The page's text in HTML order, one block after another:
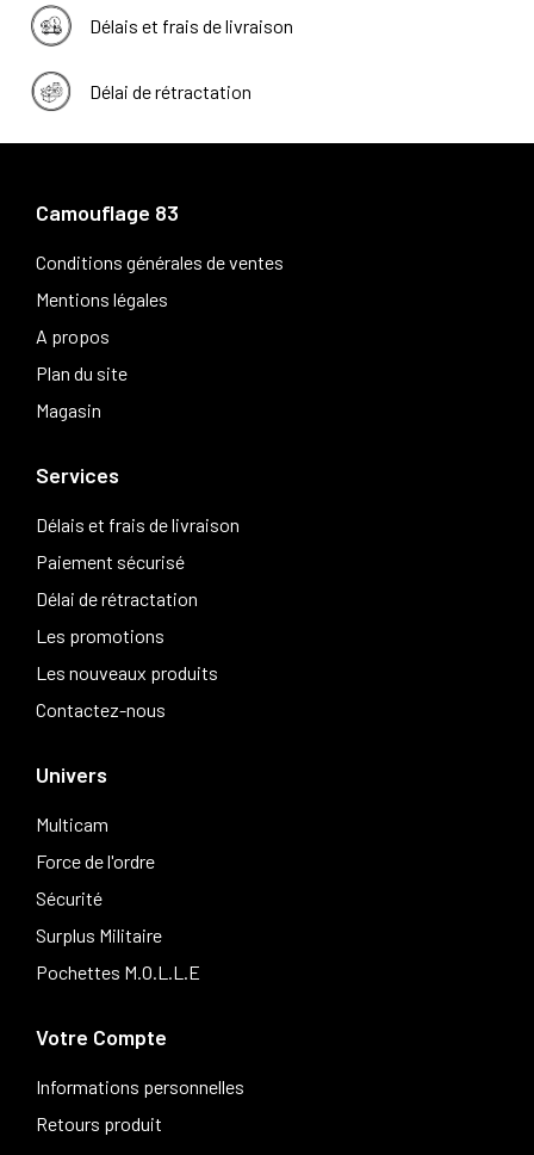
Délais et frais de livraison
Délai de rétractation
Camouflage 83
Conditions générales de ventes
Mentions légales
A propos
Plan du site
Magasin
Services
Délais et frais de livraison
Paiement sécurisé
Délai de rétractation
Les promotions
Les nouveaux produits
Contactez-nous
Univers
Multicam
Force de l'ordre
Sécurité
Surplus Militaire
Pochettes M.O.L.L.E
Votre Compte
Informations personnelles
Retours produit